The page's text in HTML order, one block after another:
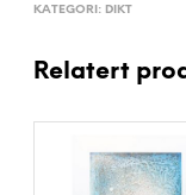
KATEGORI: DIKT
Relatert